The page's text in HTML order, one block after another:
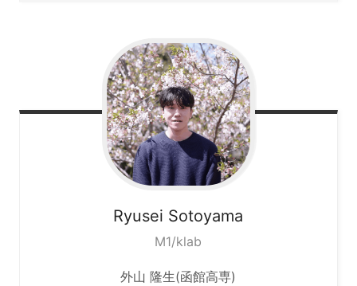
Ryusei Sotoyama
M1/klab
外山 隆生(函館高専)